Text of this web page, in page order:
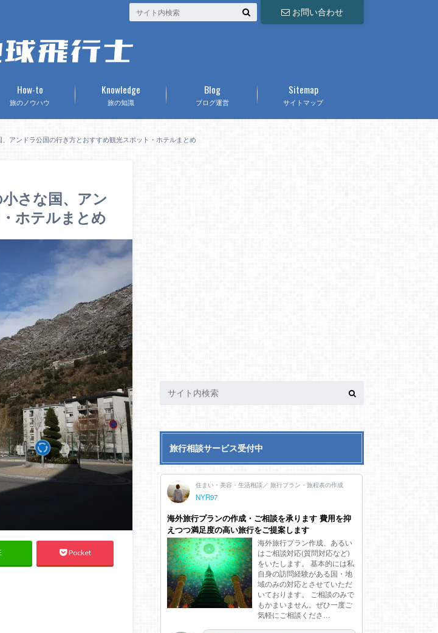
お問い合わせ
旅のノウハウ
How-to
旅の知識
Knowledge
ブログ運営
Blog
サイトマップ
Sitemap
アンドラ公国の行き方とおすすめ観光スポット・ホテルまとめ
さな国、アン
ホテルまとめ
Pocket
旅行相談サービス受付中